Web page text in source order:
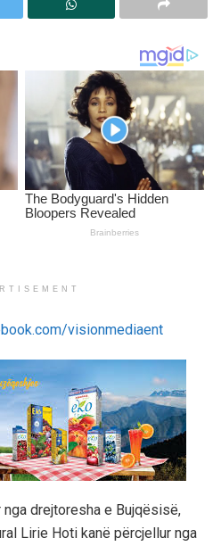
drejtoresha e Bujqësisë,
Lirie Hoti kanë përcjellur nga